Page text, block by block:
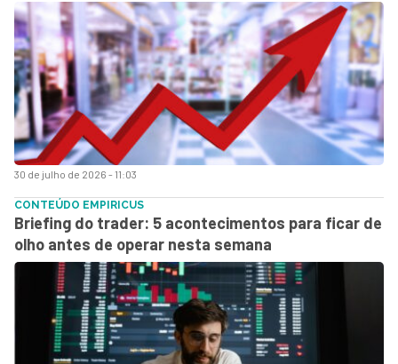
30 de julho de 2026 - 11:03
CONTEÚDO EMPIRICUS
Briefing do trader: 5 acontecimentos para ficar de
olho antes de operar nesta semana